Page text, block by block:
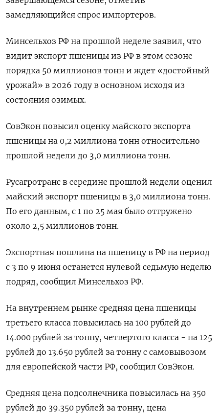
‌замедляющийся спрос импортеров.
Минсельхоз РФ на прошлой неделе заявил, что
видит экспорт пшеницы из РФ в этом сезоне
порядка 50 миллионов тонн и ждет «достойный
урожай» в 2026 году в основном исходя ​из
состояния озимых.
СовЭкон повысил оценку майского ​экспорта
пшеницы на 0,2 миллиона ‌тонн относительно
прошлой недели до 3,0 миллиона тонн.
Русагротранс в середине прошлой недели оценил
майский экспорт пшеницы в 3,0 ​миллиона тонн.
По его данным, с 1 по 25 мая было отгружено
около 2,5 миллионов тонн.
Экспортная пошлина на пшеницу в РФ на период
с 3 по 9 июня останется нулевой седьмую неделю
подряд, сообщил Минсельхоз РФ.
На внутреннем рынке средняя цена пшеницы
третьего класса повысилась на 100 рублей до
14.000 рублей за тонну, четвертого класса - на 125
рублей до 13.650 рублей за тонну с самовывозом
для европейской части РФ, сообщил СовЭкон.
Средняя цена подсолнечника повысилась на 350
рублей до 39.350 ​рублей за тонну, цена